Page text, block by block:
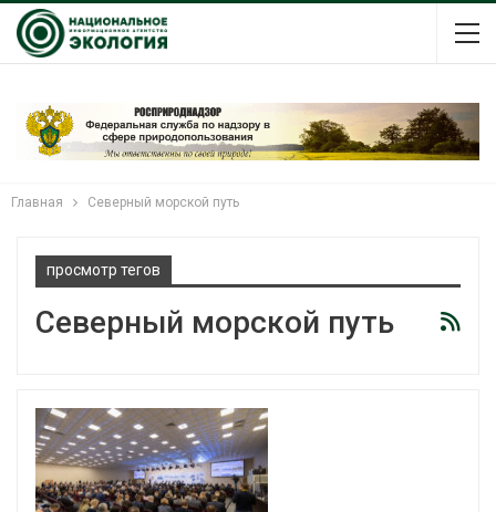
Главная Северный морской путь
просмотр тегов
Северный морской путь